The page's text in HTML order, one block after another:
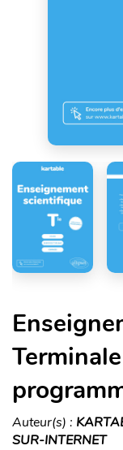
Auteur(s) :
SUR-INTERNET